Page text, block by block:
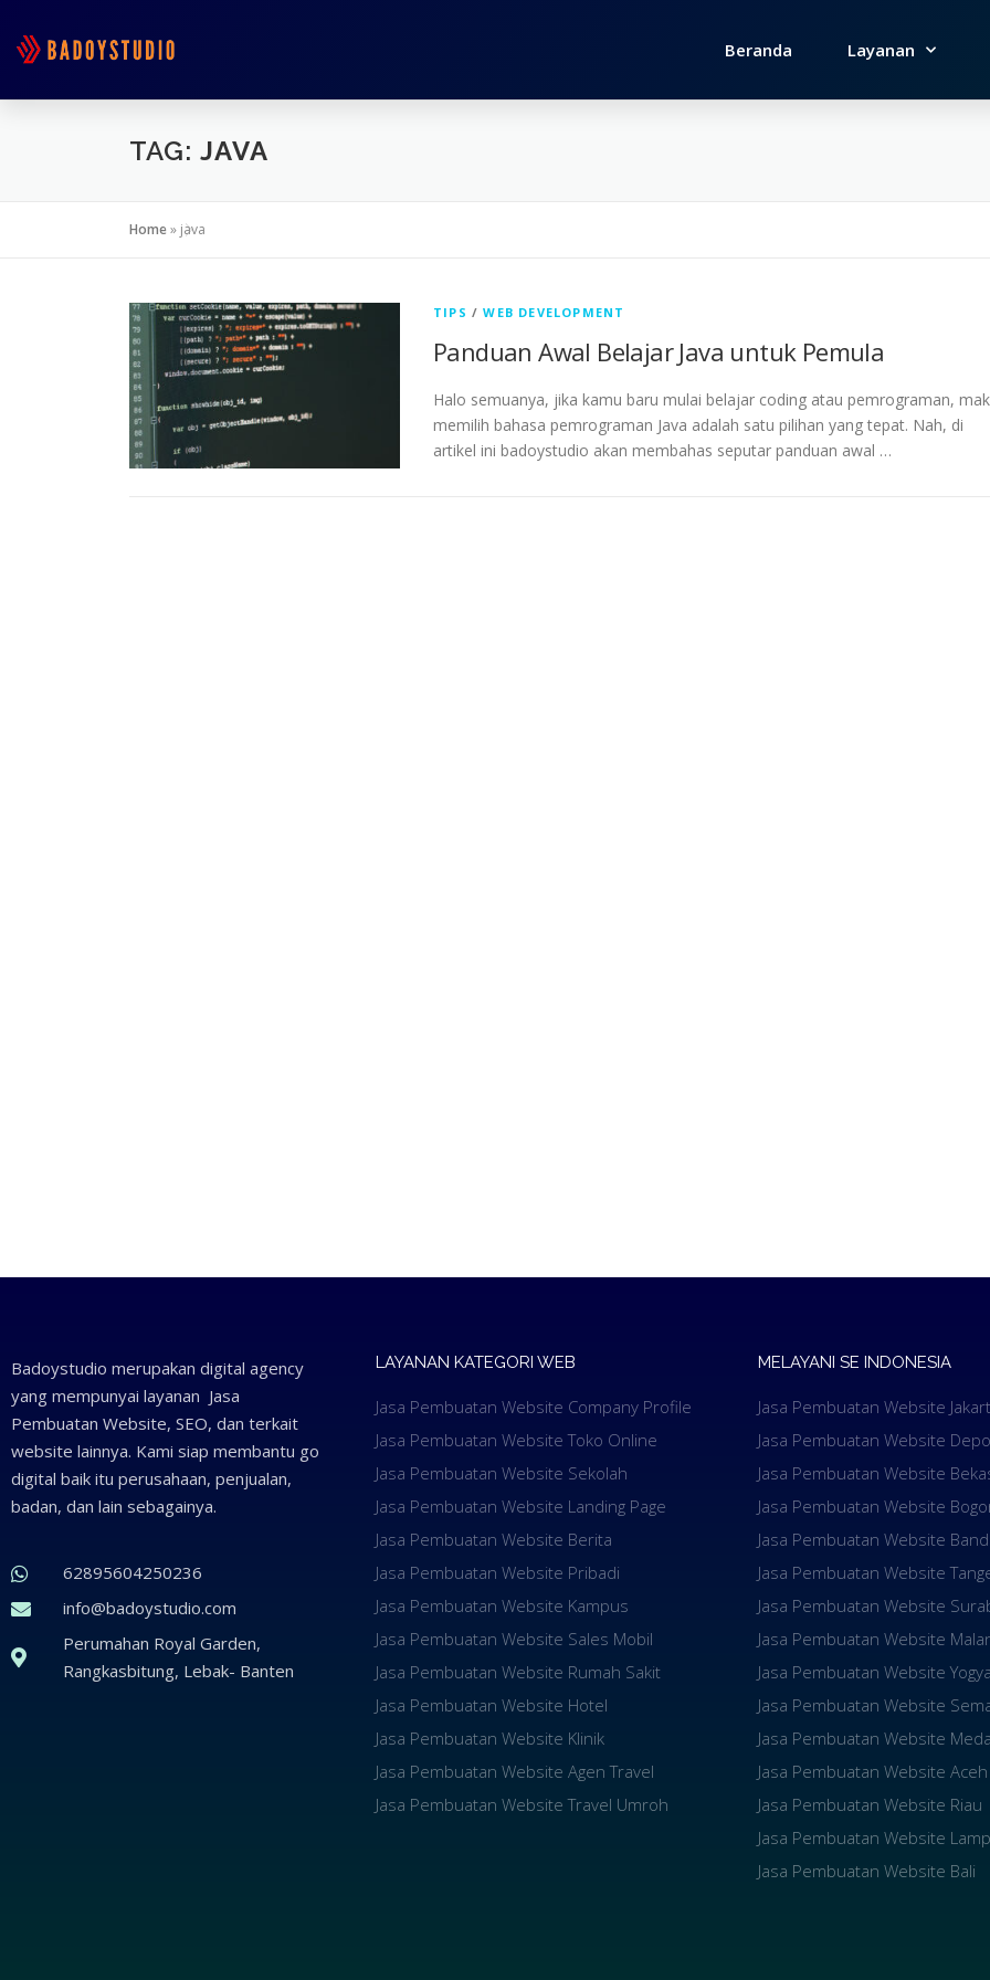
Beranda Layanan
TAG: JAVA
Home» java
TIPS /WEB DEVELOPMENT
Panduan Awal Belajar Java untuk Pemula
Halo semuanya, jika kamu baru mulai belajar coding atau pemrograman,
memilih bahasa pemrograman Java adalah satu pilihan yang tepat. Nah, di
artikel ini badoystudio akan membahas seputar panduan awal …
Badoystudio merupakan digital agency
yang mempunyai layanan Jasa
Pembuatan Website, SEO, dan terkait
website lainnya. Kami siap membantu go
digital baik itu perusahaan, penjualan,
badan, dan lain sebagainya.
62895604250236
info@badoystudio.com
Perumahan Royal Garden,
Rangkasbitung, Lebak- Banten
LAYANAN KATEGORI WEB
Jasa Pembuatan Website Company Profile
Jasa Pembuatan Website Toko Online
Jasa Pembuatan Website Sekolah
Jasa Pembuatan Website Landing Page
Jasa Pembuatan Website Berita
Jasa Pembuatan Website Pribadi
Jasa Pembuatan Website Kampus
Jasa Pembuatan Website Sales Mobil
Jasa Pembuatan Website Rumah Sakit
Jasa Pembuatan Website Hotel
Jasa Pembuatan Website Klinik
Jasa Pembuatan Website Agen Travel
Jasa Pembuatan Website Travel Umroh
MELAYANI SE INDONESIA
Jasa Pembuatan Website
Jasa Pembuatan Website
Jasa Pembuatan Website
Jasa Pembuatan Website
Jasa Pembuatan Website
Jasa Pembuatan Website
Jasa Pembuatan Website
Jasa Pembuatan Website
Jasa Pembuatan Website
Jasa Pembuatan Website
Jasa Pembuatan Website
Jasa Pembuatan Website Aceh
Jasa Pembuatan Website Riau
Jasa Pembuatan Website
Jasa Pembuatan Website Bali